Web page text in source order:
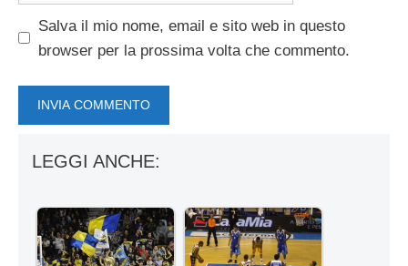
Salva il mio nome, email e sito web in questo
browser per la prossima volta che commento.
LEGGI ANCHE: